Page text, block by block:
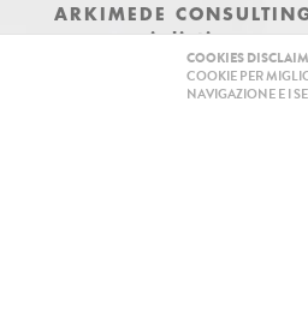
ARKIMEDE
commercialisti
consulenti del lavoro
COOKIES
COOKIE PER
NAVIGAZIONE E I